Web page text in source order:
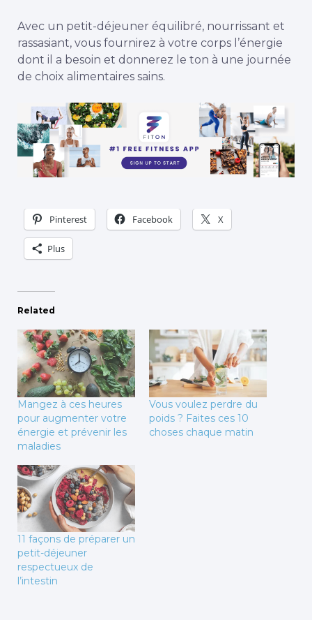
Avec un petit-déjeuner équilibré, nourrissant et
rassasiant, vous fournirez à votre corps l’énergie
dont il a besoin et donnerez le ton à une journée
de choix alimentaires sains.
Pinterest Facebook X
Plus
Related
Mangez à ces heures
pour augmenter votre
énergie et prévenir les
maladies
Vous voulez perdre du
poids ? Faites ces 10
choses chaque matin
11 façons de préparer un
petit-déjeuner
respectueux de
l’intestin